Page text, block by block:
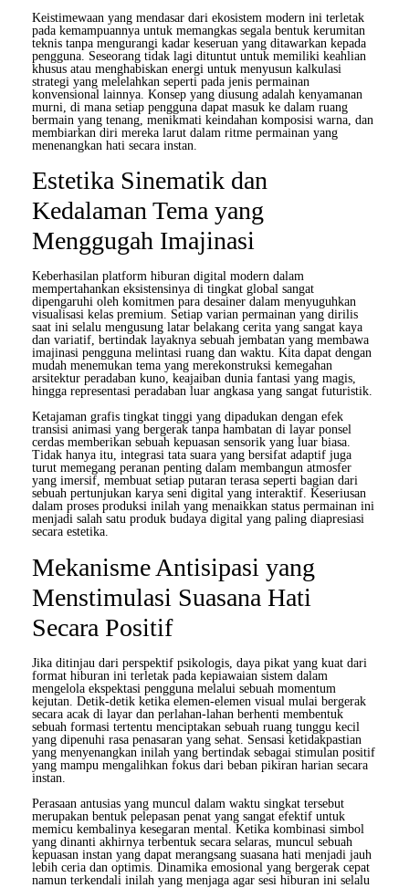
Keistimewaan yang mendasar dari ekosistem modern ini terletak
pada kemampuannya untuk memangkas segala bentuk kerumitan
teknis tanpa mengurangi kadar keseruan yang ditawarkan kepada
pengguna. Seseorang tidak lagi dituntut untuk memiliki keahlian
khusus atau menghabiskan energi untuk menyusun kalkulasi
strategi yang melelahkan seperti pada jenis permainan
konvensional lainnya. Konsep yang diusung adalah kenyamanan
murni, di mana setiap pengguna dapat masuk ke dalam ruang
bermain yang tenang, menikmati keindahan komposisi warna, dan
membiarkan diri mereka larut dalam ritme permainan yang
menenangkan hati secara instan.
Estetika Sinematik dan
Kedalaman Tema yang
Menggugah Imajinasi
Keberhasilan platform hiburan digital modern dalam
mempertahankan eksistensinya di tingkat global sangat
dipengaruhi oleh komitmen para desainer dalam menyuguhkan
visualisasi kelas premium. Setiap varian permainan yang dirilis
saat ini selalu mengusung latar belakang cerita yang sangat kaya
dan variatif, bertindak layaknya sebuah jembatan yang membawa
imajinasi pengguna melintasi ruang dan waktu. Kita dapat dengan
mudah menemukan tema yang merekonstruksi kemegahan
arsitektur peradaban kuno, keajaiban dunia fantasi yang magis,
hingga representasi peradaban luar angkasa yang sangat futuristik.
Ketajaman grafis tingkat tinggi yang dipadukan dengan efek
transisi animasi yang bergerak tanpa hambatan di layar ponsel
cerdas memberikan sebuah kepuasan sensorik yang luar biasa.
Tidak hanya itu, integrasi tata suara yang bersifat adaptif juga
turut memegang peranan penting dalam membangun atmosfer
yang imersif, membuat setiap putaran terasa seperti bagian dari
sebuah pertunjukan karya seni digital yang interaktif. Keseriusan
dalam proses produksi inilah yang menaikkan status permainan ini
menjadi salah satu produk budaya digital yang paling diapresiasi
secara estetika.
Mekanisme Antisipasi yang
Menstimulasi Suasana Hati
Secara Positif
Jika ditinjau dari perspektif psikologis, daya pikat yang kuat dari
format hiburan ini terletak pada kepiawaian sistem dalam
mengelola ekspektasi pengguna melalui sebuah momentum
kejutan. Detik-detik ketika elemen-elemen visual mulai bergerak
secara acak di layar dan perlahan-lahan berhenti membentuk
sebuah formasi tertentu menciptakan sebuah ruang tunggu kecil
yang dipenuhi rasa penasaran yang sehat. Sensasi ketidakpastian
yang menyenangkan inilah yang bertindak sebagai stimulan positif
yang mampu mengalihkan fokus dari beban pikiran harian secara
instan.
Perasaan antusias yang muncul dalam waktu singkat tersebut
merupakan bentuk pelepasan penat yang sangat efektif untuk
memicu kembalinya kesegaran mental. Ketika kombinasi simbol
yang dinanti akhirnya terbentuk secara selaras, muncul sebuah
kepuasan instan yang dapat merangsang suasana hati menjadi jauh
lebih ceria dan optimis. Dinamika emosional yang bergerak cepat
namun terkendali inilah yang menjaga agar sesi hiburan ini selalu